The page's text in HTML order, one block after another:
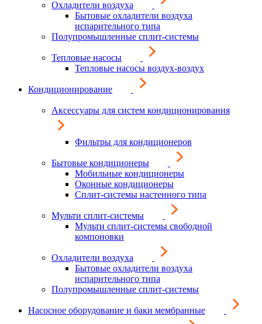
Охладители воздуха
Бытовые охладители воздуха
испарительного типа
Полупромышленные сплит-системы
Тепловые насосы
Тепловые насосы воздух-воздух
Кондиционирование
Аксессуары для систем кондиционирования
Фильтры для кондиционеров
Бытовые кондиционеры
Мобильные кондиционеры
Оконные кондиционеры
Сплит-системы настенного типа
Мульти сплит-системы
Мульти сплит-системы свободной
компоновки
Охладители воздуха
Бытовые охладители воздуха
испарительного типа
Полупромышленные сплит-системы
Насосное оборудование и баки мембранные